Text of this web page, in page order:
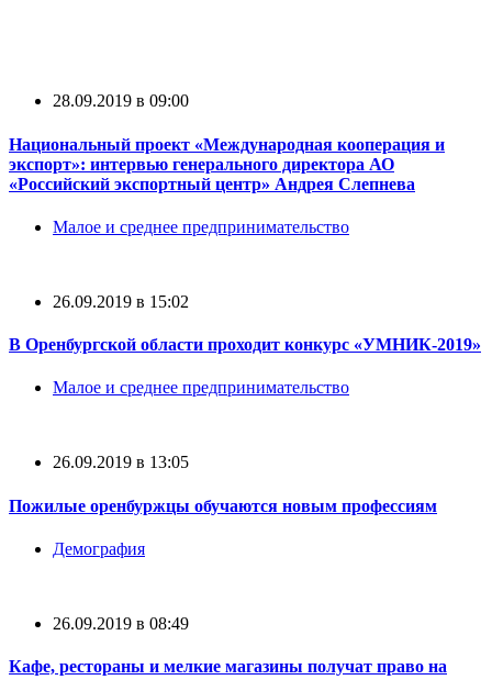
28.09.2019 в 09:00
Национальный проект «Международная кооперация и
экспорт»: интервью генерального директора АО
«Российский экспортный центр» Андрея Слепнева
Малое и среднее предпринимательство
26.09.2019 в 15:02
В Оренбургской области проходит конкурс «УМНИК-2019»
Малое и среднее предпринимательство
26.09.2019 в 13:05
Пожилые оренбуржцы обучаются новым профессиям
Демография
26.09.2019 в 08:49
Кафе, рестораны и мелкие магазины получат право на